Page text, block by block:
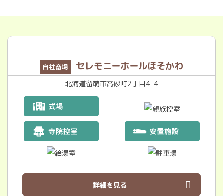
自社斎場 セレモニーホールほそかわ
北海道留萌市高砂町2丁目4-4
詳細を見る